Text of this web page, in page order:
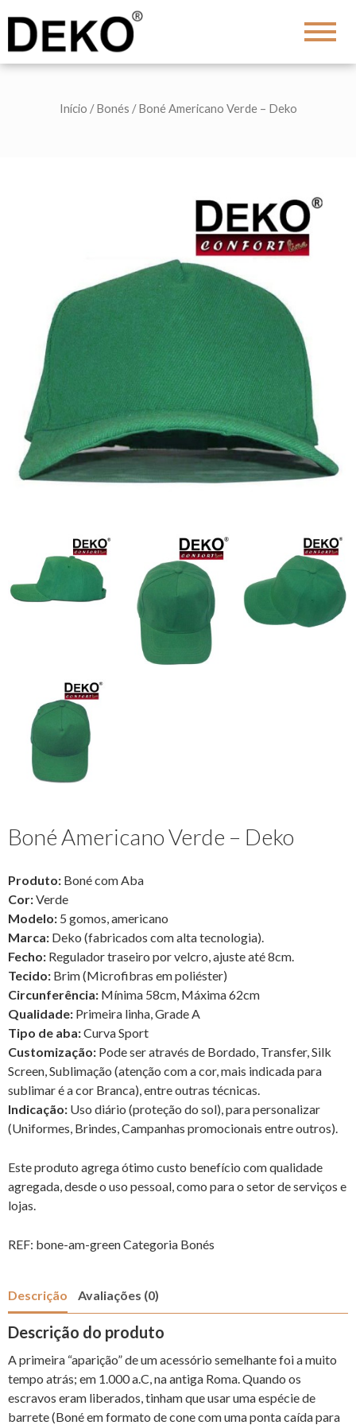
Início /Bonés / Boné Americano Verde – Deko
Boné Americano Verde – Deko
Produto: Boné com Aba
Cor:Verde
Modelo: 5 gomos, americano
Marca: Deko (fabricados com alta tecnologia).
Fecho: Regulador traseiro por velcro, ajuste até 8cm.
Tecido: Brim (Microfibras em poliéster)
Circunferência: Mínima 58cm, Máxima 62cm
Qualidade: Primeira linha, Grade A
Tipo de aba:Curva Sport
Customização: Pode ser através de Bordado, Transfer, Silk
Screen, Sublimação (atenção com a cor, mais indicada para
sublimar é a cor Branca), entre outras técnicas.
Indicação: Uso diário (proteção do sol), para personalizar
(Uniformes, Brindes, Campanhas promocionais entre outros).
Este produto agrega ótimo custo benefício com qualidade
agregada, desde o uso pessoal, como para o setor de serviços e
lojas.
REF: bone-am-greenCategoria Bonés
Descrição Avaliações (0)
Descrição do produto
A primeira “aparição” de um acessório semelhante foi a muito
tempo atrás; em 1.000 a.C, na antiga Roma. Quando os
escravos eram liberados, tinham que usar uma espécie de
barrete (Boné em formato de cone com uma ponta caída para